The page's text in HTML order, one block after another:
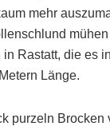
mehr
in Rastatt, die es
Länge.
purzeln